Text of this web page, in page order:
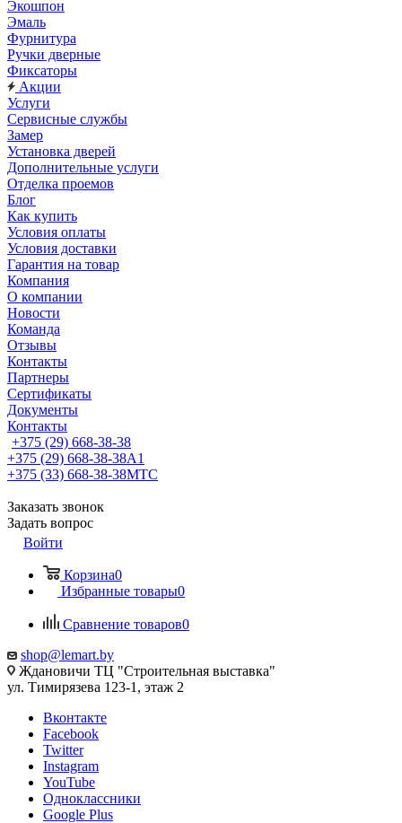
Экошпон
Эмаль
Фурнитура
Ручки дверные
Фиксаторы
Акции
Услуги
Сервисные службы
Замер
Установка дверей
Дополнительные услуги
Отделка проемов
Блог
Как купить
Условия оплаты
Условия доставки
Гарантия на товар
Компания
О компании
Новости
Команда
Отзывы
Контакты
Партнеры
Сертификаты
Документы
Контакты
+375 (29) 668-38-38
+375 (29) 668-38-38A1
+375 (33) 668-38-38МТС
Заказать звонок
Задать вопрос
Войти
Корзина0
Избранные товары0
Сравнение товаров0
shop@lemart.by
Ждановичи ТЦ "Строительная выставка"
ул. Тимирязева 123-1, этаж 2
Вконтакте
Facebook
Twitter
Instagram
YouTube
Одноклассники
Google Plus